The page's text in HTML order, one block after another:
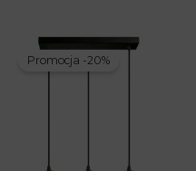
Promocja -20%